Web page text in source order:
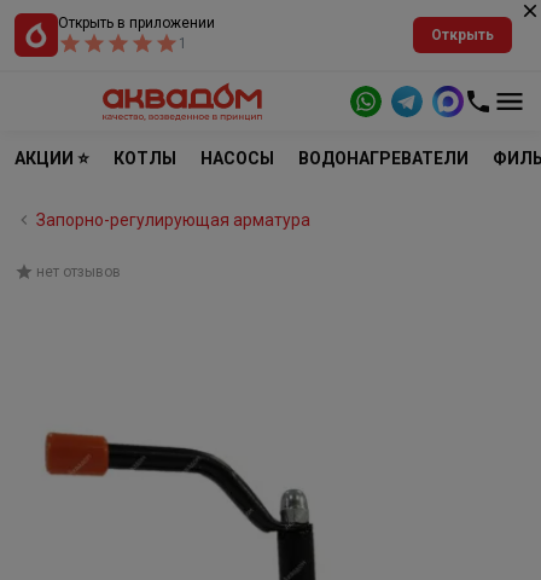
Открыть в приложении
1
Открыть
АКЦИИ ⭐ КОТЛЫ НАСОСЫ ВОДОНАГРЕВАТЕЛИ
Запорно-регулирующая арматура
нет отзывов